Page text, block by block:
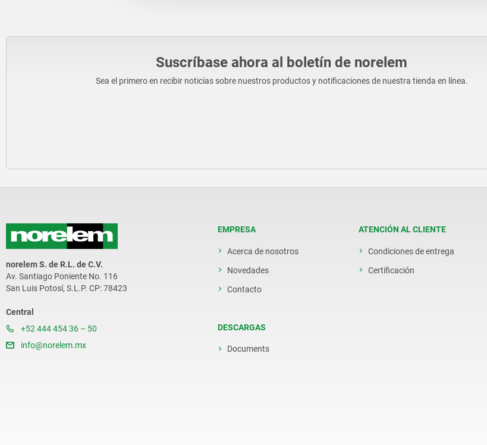
Suscríbase ahora al boletín de norelem
Sea el primero en recibir noticias sobre nuestros productos y notificaciones de nuestra tienda en línea.
norelem S. de R.L. de C.V.
Av. Santiago Poniente No. 116
San Luis Potosí, S.L.P. CP: 78423
Central
+52 444 454 36 – 50
info@norelem.mx
EMPRESA
Acerca de nosotros
Novedades
Contacto
DESCARGAS
Documents
ATENCIÓN AL CLIENTE
Condiciones de entrega
Certificación